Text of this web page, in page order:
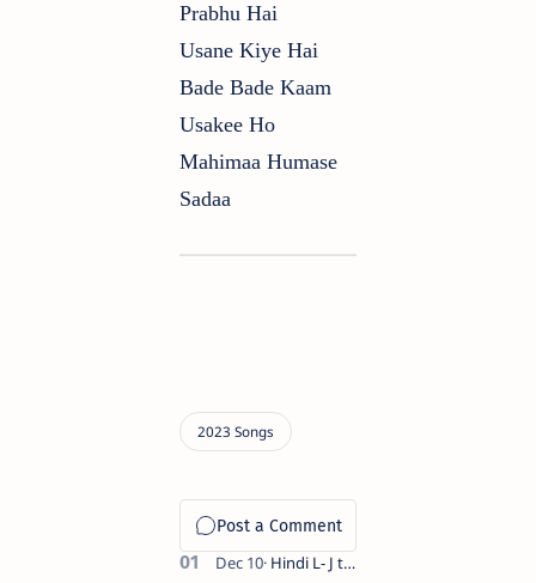
Prabhu Hai
Usane Kiye Hai
Bade Bade Kaam
Usakee Ho
Mahimaa Humase
Sadaa